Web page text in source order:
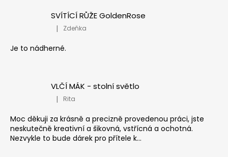
SVÍTÍCÍ RŮŽE GoldenRose
Hodnocení produktu je 5 z 5 hvězdiček.
| Zdeňka
Je to nádherné.
VLČÍ MÁK - stolní světlo
Hodnocení produktu je 5 z 5 hvězdiček.
| Rita
Moc děkuji za krásně a precizně provedenou práci, jste
neskutečně kreativní a šikovná, vstřícná a ochotná.
Nezvykle to bude dárek pro přítele k...